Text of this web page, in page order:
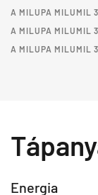
A MILUPA MILUMIL
A MILUPA MILUMIL
A MILUPA MILUMIL
Energia